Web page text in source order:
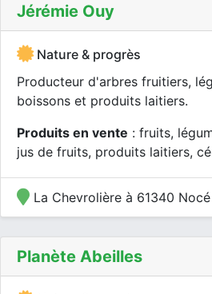
Jérémie Ouy
Nature & progrès
Producteur d'arbres fruitiers,
boissons et produits laitiers.
Produits en vente : fruits,
jus de fruits, produits laitiers,
La Chevrolière à 61340 Nocé
Planète Abeilles